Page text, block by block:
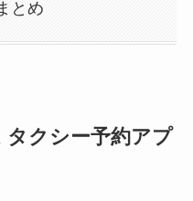
とめ
クシー予約アプ